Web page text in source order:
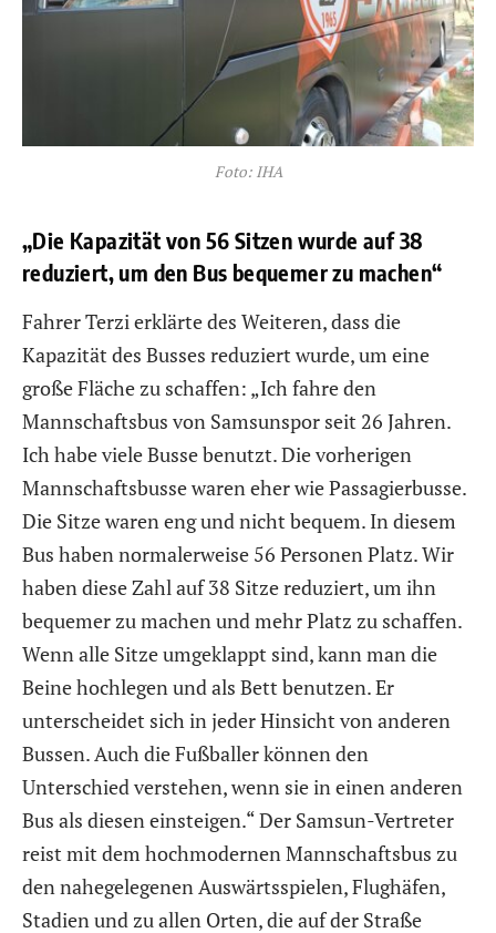
Foto: IHA
„Die Kapazität von 56 Sitzen wurde auf 38
reduziert, um den Bus bequemer zu machen“
Fahrer Terzi erklärte des Weiteren, dass die
Kapazität des Busses reduziert wurde, um eine
große Fläche zu schaffen: „Ich fahre den
Mannschaftsbus von Samsunspor seit 26 Jahren.
Ich habe viele Busse benutzt. Die vorherigen
Mannschaftsbusse waren eher wie Passagierbusse.
Die Sitze waren eng und nicht bequem. In diesem
Bus haben normalerweise 56 Personen Platz. Wir
haben diese Zahl auf 38 Sitze reduziert, um ihn
bequemer zu machen und mehr Platz zu schaffen.
Wenn alle Sitze umgeklappt sind, kann man die
Beine hochlegen und als Bett benutzen. Er
unterscheidet sich in jeder Hinsicht von anderen
Bussen. Auch die Fußballer können den
Unterschied verstehen, wenn sie in einen anderen
Bus als diesen einsteigen.“ Der Samsun-Vertreter
reist mit dem hochmodernen Mannschaftsbus zu
den nahegelegenen Auswärtsspielen, Flughäfen,
Stadien und zu allen Orten, die auf der Straße